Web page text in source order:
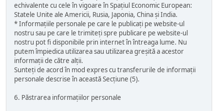
echivalente cu cele în vigoare în Spațiul Economic European:
Statele Unite ale Americii, Rusia, Japonia, China și India.
* Informațiile personale pe care le publicați pe website-ul
nostru sau pe care le trimiteți spre publicare pe website-ul
nostru pot fi disponibile prin internet în întreaga lume. Nu
putem împiedica utilizarea sau utilizarea greșită a acestor
informații de către alții.
Sunteți de acord în mod expres cu transferurile de informații
personale descrise în această Secțiune (5).
6. Păstrarea informațiilor personale